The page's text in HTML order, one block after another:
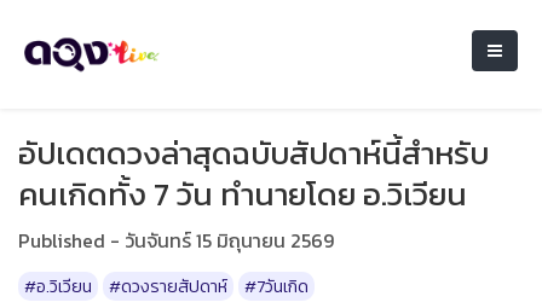
อัปเดตดวงล่าสุดฉบับสัปดาห์นี้สำหรับ
คนเกิดทั้ง 7 วัน ทำนายโดย อ.วิเวียน
Published - วันจันทร์ 15 มิถุนายน 2569
#อ.วิเวียน #ดวงรายสัปดาห์ #7วันเกิด